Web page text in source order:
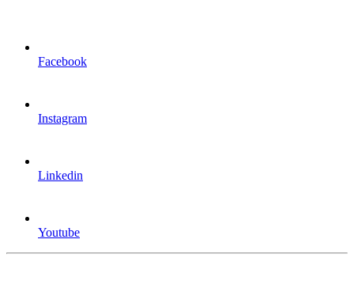
Facebook
Instagram
Linkedin
Youtube